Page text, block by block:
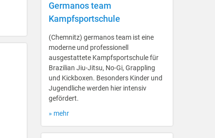
Germanos team
Kampfsportschule
(Chemnitz) germanos team ist eine
moderne und professionell
ausgestattete Kampfsportschule für
Brazilian Jiu-Jitsu, No-Gi, Grappling
und Kickboxen. Besonders Kinder und
Jugendliche werden hier intensiv
gefördert.
» mehr